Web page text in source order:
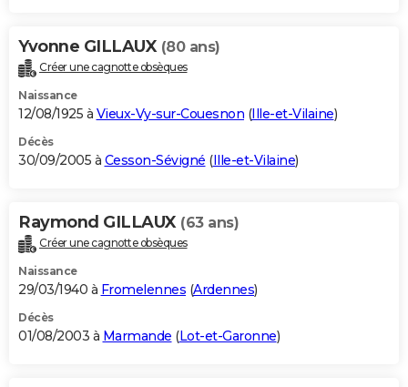
Yvonne GILLAUX (80 ans)
Créer une cagnotte obsèques
Naissance
12/08/1925 à Vieux-Vy-sur-Couesnon (Ille-et-Vilaine)
Décès
30/09/2005 à Cesson-Sévigné (Ille-et-Vilaine)
Raymond GILLAUX (63 ans)
Créer une cagnotte obsèques
Naissance
29/03/1940 à Fromelennes (Ardennes)
Décès
01/08/2003 à Marmande (Lot-et-Garonne)